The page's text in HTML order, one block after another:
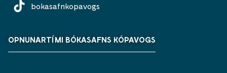
bokasafnkopavogs
OPNUNARTÍMI BÓKASAFNS KÓPAVOGS